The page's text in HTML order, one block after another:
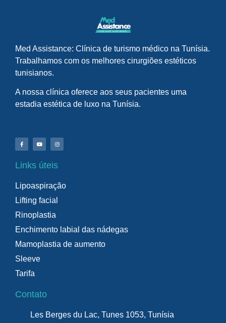
Med Assistance: Clínica de turismo médico na Tunísia.
Trabalhamos com os melhores cirurgiões estéticos
tunisianos.
A nossa clínica oferece aos seus pacientes uma
estadia estética de luxo na Tunísia.
Links úteis
Lipoaspiração
Lifting facial
Rinoplastia
Enchimento labial das nádegas
Mamoplastia de aumento
Sleeve
Tarifa
Contato
Les Berges du Lac, Tunes 1053, Tunísia